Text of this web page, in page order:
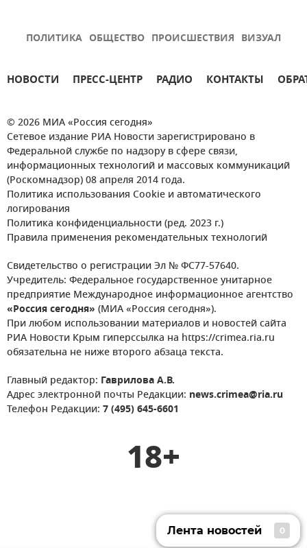
ПОЛИТИКА ОБЩЕСТВО ПРОИСШЕСТВИЯ ВИЗУАЛ
НОВОСТИ ПРЕСС-ЦЕНТР РАДИО КОНТАКТЫ
© 2026 МИА «Россия сегодня»
Сетевое издание РИА Новости зарегистрировано в
Федеральной службе по надзору в сфере связи,
информационных технологий и массовых коммуникаций
(Роскомнадзор) 08 апреля 2014 года.
Политика использования Cookie и автоматического
логирования
Политика конфиденциальности (ред. 2023 г.)
Правила применения рекомендательных технологий
Свидетельство о регистрации Эл № ФС77-57640.
Учредитель: Федеральное государственное унитарное
предприятие Международное информационное агентство
«Россия сегодня» (МИА «Россия сегодня»).
При любом использовании материалов и новостей сайта
РИА Новости Крым гиперссылка на https://crimea.ria.ru
обязательна не ниже второго абзаца текста.
Главный редактор: Гаврилова А.В.
Адрес электронной почты Редакции: news.crimea@ria.ru
Телефон Редакции: 7 (495) 645-6601
18+
Лента новостей 0